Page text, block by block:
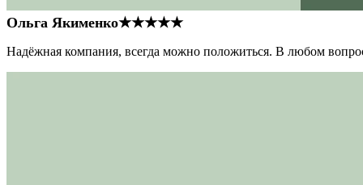
Ольга Якименко★★★★★
Надёжная компания, всегда можно положиться. В любом